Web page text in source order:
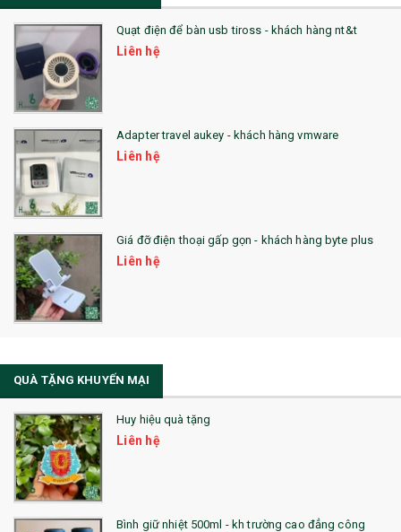
QUÀ TẶNG KHUYẾN MẠI
QUÀ TẶNG SX NHANH
QUÀ TẶNG HỘI THẢO
QUÀ TẶNG CÔNG NGHỆ
SẢN PHẨM ĐÃ THỰC HIỆN
QUÀ TẶNG SỨC KHỎE
SẢN PHẨM MỚI 2021
Sổ Sạc Đa Năng
La Fonte
Sổ Lò Xo
Quạt điện để bàn usb tiross - khách hàng nt&t
Liên hệ
Adapter travel aukey - khách hàng vmware
Liên hệ
Giá đỡ điện thoại gấp gọn - khách hàng byte plus
Liên hệ
QUÀ TẶNG KHUYẾN MẠI
Huy hiệu quà tặng
Liên hệ
Bình giữ nhiệt 500ml - kh trường cao đẳng công